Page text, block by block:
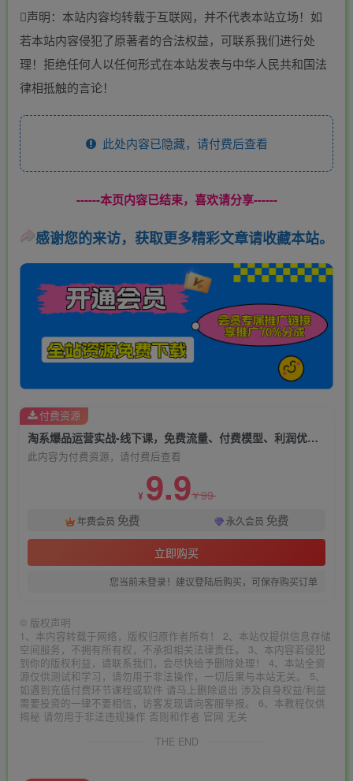
声明：本站内容均转载于互联网，并不代表本站立场！如
若本站内容侵犯了原著者的合法权益，可联系我们进行处
理！拒绝任何人以任何形式在本站发表与中华人民共和国法
律相抵触的言论！
此处内容已隐藏，请付费后查看
------本页内容已结束，喜欢请分享------
感谢您的来访，获取更多精彩文章请收藏本站。
淘系爆品运营实战-线下课，免费流量、付费模型、利润优化，三天掌握爆品逻辑月销破百万
此内容为付费资源，请付费后查看
¥ 9.9¥99
年费会员 免费 永久会员 免费
立即购买
您当前未登录！建议登陆后购买，可保存购买订单
付费资源
© 版权声明
1、本内容转载于网络，版权归原作者所有！ 2、本站仅提供信息存储
空间服务，不拥有所有权，不承担相关法律责任。 3、本内容若侵犯
到你的版权利益，请联系我们，会尽快给予删除处理！ 4、本站全资
源仅供测试和学习，请勿用于非法操作，一切后果与本站无关。 5、
如遇到充值付费环节课程或软件 请马上删除退出 涉及自身权益/利益
需要投资的一律不要相信，访客发现请向客服举报。 6、本教程仅供
揭秘 请勿用于非法违规操作 否则和作者 官网 无关
THE END